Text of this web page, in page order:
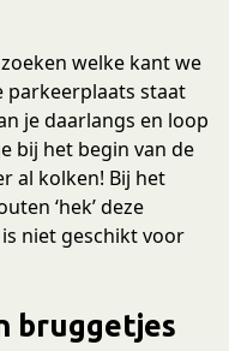
welke kant we
parkeerplaats staat
je daarlangs en loop
bij het begin van de
al kolken! Bij het
‘hek’ deze
niet geschikt voor
bruggetjes